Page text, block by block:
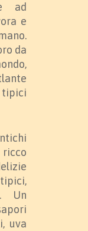
ad
e
da
Un
uva